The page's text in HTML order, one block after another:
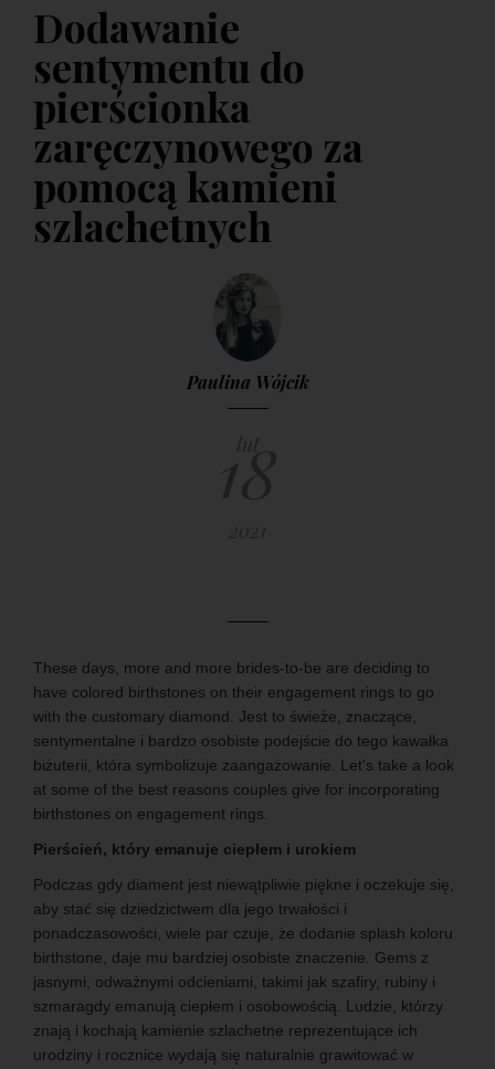
kamienie
9 KWIETNIA 2017
Dodawanie
sentymentu do
pierścionka
zaręczynowego za
pomocą kamieni
szlachetnych
Paulina Wójcik
These days, more and more brides-to-be are deciding to
have colored birthstones on their engagement rings to go
with the customary diamond. Jest to świeże, znaczące,
sentymentalne i bardzo osobiste podejście do tego kawałka
biżuterii, która symbolizuje zaangażowanie. Let's take a look
at some of the best reasons couples give for incorporating
birthstones on engagement rings.
Pierścień, który emanuje ciepłem i urokiem
Podczas gdy diament jest niewątpliwie piękne i oczekuje się,
aby stać się dziedzictwem dla jego trwałości i
ponadczasowości, wiele par czuje, że dodanie splash koloru
birthstone, daje mu bardziej osobiste znaczenie. Gems z
jasnymi, odważnymi odcieniami, takimi jak szafiry, rubiny i
szmaragdy emanują ciepłem i osobowością. Ludzie, którzy
znają i kochają kamienie szlachetne reprezentujące ich
urodziny i rocznice wydają się naturalnie grawitować w